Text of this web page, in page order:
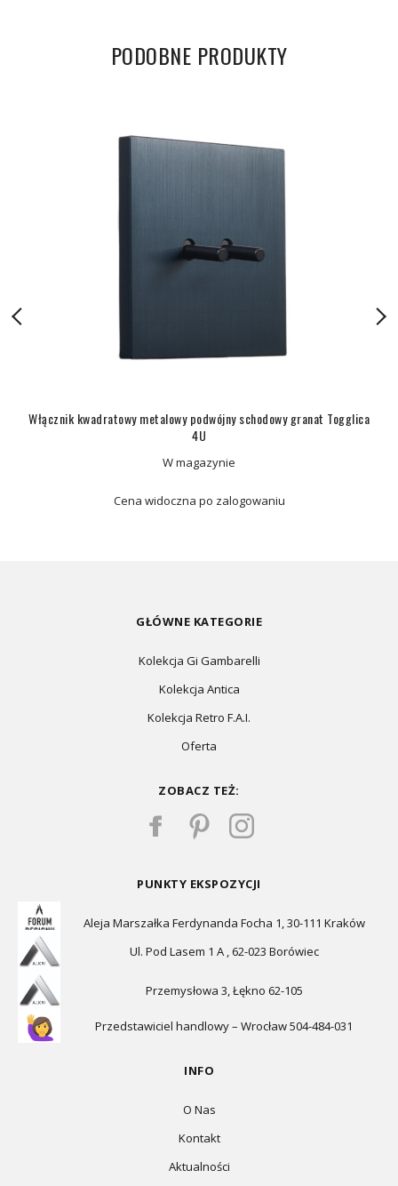
PODOBNE PRODUKTY
Włącznik kwadratowy metalowy podwójny schodowy granat Togglica
4U
W magazynie
Cena widoczna po zalogowaniu
GŁÓWNE KATEGORIE
Kolekcja Gi Gambarelli
Kolekcja Antica
Kolekcja Retro F.A.I.
Oferta
ZOBACZ TEŻ:
PUNKTY EKSPOZYCJI
Aleja Marszałka Ferdynanda Focha 1, 30-111 Kraków
Ul. Pod Lasem 1 A , 62-023 Borówiec
Przemysłowa 3, Łękno 62-105
Przedstawiciel handlowy – Wrocław 504-484-031
INFO
O Nas
Kontakt
Aktualności